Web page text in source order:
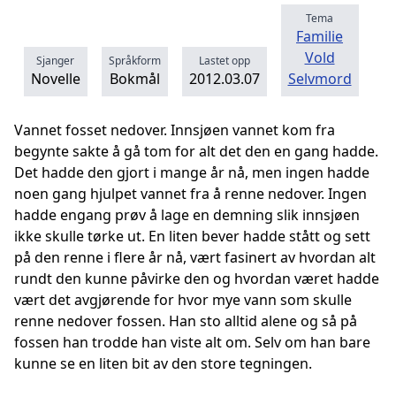
Sjanger
Novelle
Språkform
Bokmål
Lastet opp
2012.03.07
Tema
Familie
Vold
Selvmord
Vannet fosset nedover. Innsjøen vannet kom fra
begynte sakte å gå tom for alt det den en gang hadde.
Det hadde den gjort i mange år nå, men ingen hadde
noen gang hjulpet vannet fra å renne nedover. Ingen
hadde engang prøv å lage en demning slik innsjøen
ikke skulle tørke ut. En liten bever hadde stått og sett
på den renne i flere år nå, vært fasinert av hvordan alt
rundt den kunne påvirke den og hvordan været hadde
vært det avgjørende for hvor mye vann som skulle
renne nedover fossen. Han sto alltid alene og så på
fossen han trodde han viste alt om. Selv om han bare
kunne se en liten bit av den store tegningen.